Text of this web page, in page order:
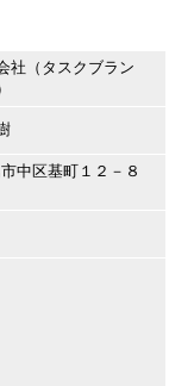
社（タスクブラン
市中区基町１２－８